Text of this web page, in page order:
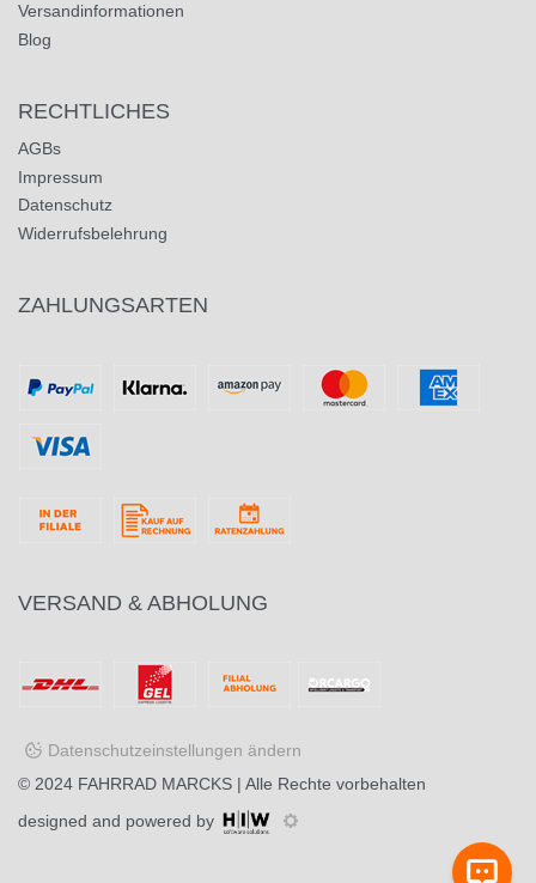
Versandinformationen
Blog
RECHTLICHES
AGBs
Impressum
Datenschutz
Widerrufsbelehrung
ZAHLUNGSARTEN
VERSAND & ABHOLUNG
Datenschutzeinstellungen ändern
© 2024 FAHRRAD MARCKS | Alle Rechte vorbehalten
designed and powered by